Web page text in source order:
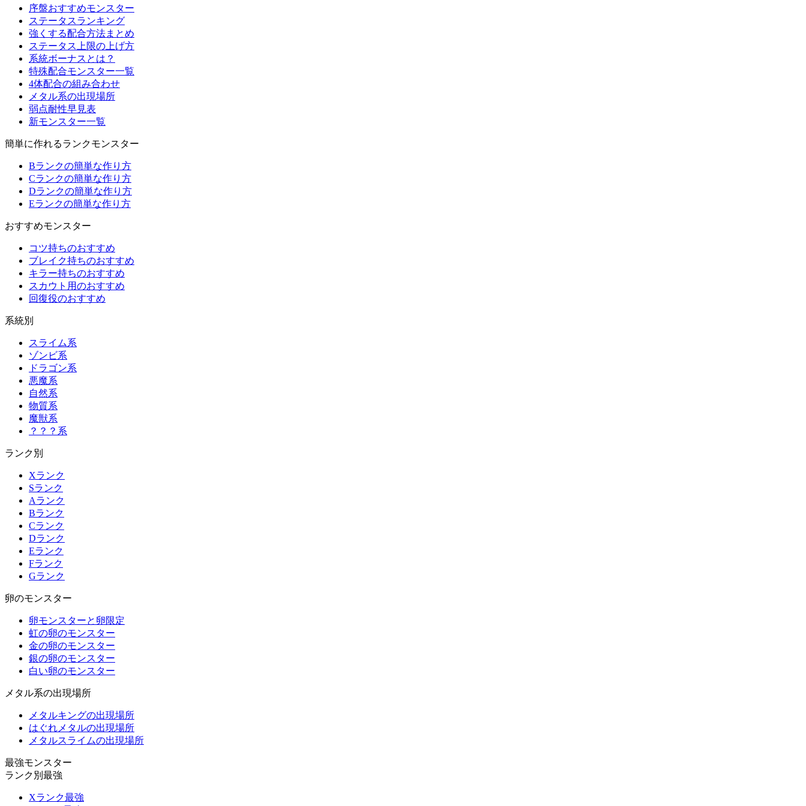
序盤おすすめモンスター
ステータスランキング
強くする配合方法まとめ
ステータス上限の上げ方
系統ボーナスとは？
特殊配合モンスター一覧
4体配合の組み合わせ
メタル系の出現場所
弱点耐性早見表
新モンスター一覧
簡単に作れるランクモンスター
Bランクの簡単な作り方
Cランクの簡単な作り方
Dランクの簡単な作り方
Eランクの簡単な作り方
おすすめモンスター
コツ持ちのおすすめ
ブレイク持ちのおすすめ
キラー持ちのおすすめ
スカウト用のおすすめ
回復役のおすすめ
系統別
スライム系
ゾンビ系
ドラゴン系
悪魔系
自然系
物質系
魔獣系
？？？系
ランク別
Xランク
Sランク
Aランク
Bランク
Cランク
Dランク
Eランク
Fランク
Gランク
卵のモンスター
卵モンスターと卵限定
虹の卵のモンスター
金の卵のモンスター
銀の卵のモンスター
白い卵のモンスター
メタル系の出現場所
メタルキングの出現場所
はぐれメタルの出現場所
メタルスライムの出現場所
最強モンスター
ランク別最強
Xランク最強